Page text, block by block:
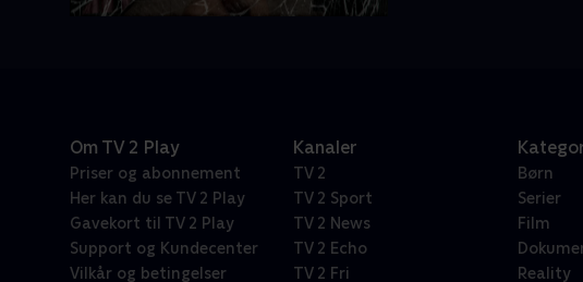
Om TV 2 Play
Priser og abonnement
Her kan du se TV 2 Play
Gavekort til TV 2 Play
Support og Kundecenter
Vilkår og betingelser
Kanaler
TV 2
TV 2 Sport
TV 2 News
TV 2 Echo
TV 2 Fri
Børn
Serier
Film
Reality